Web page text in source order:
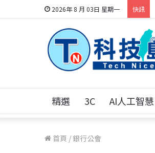
2026年 8 月 03日 星期一 快訊
精選 3C AI人工智慧
首頁 /銀行公會